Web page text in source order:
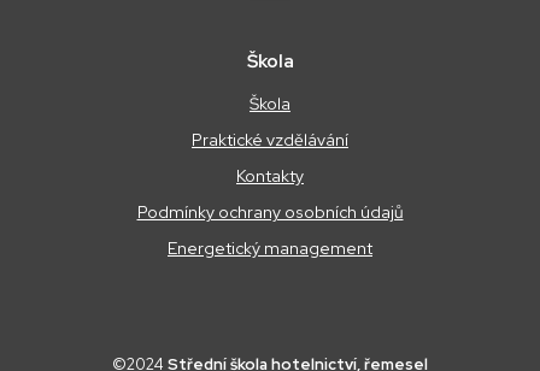
Škola
Škola
Praktické vzdělávání
Kontakty
Podmínky ochrany osobních údajů
Energetický management
©2024 Střední škola hotelnictví, řemesel